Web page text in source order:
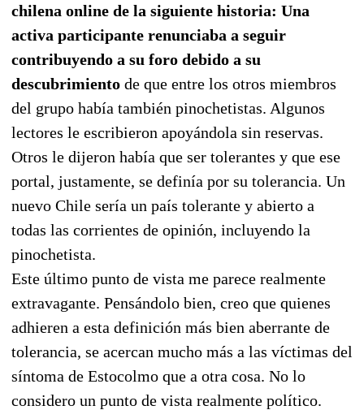
chilena online de la siguiente historia: Una
activa participante renunciaba a seguir
contribuyendo a su foro debido a su
descubrimiento de que entre los otros miembros
del grupo había también pinochetistas. Algunos
lectores le escribieron apoyándola sin reservas.
Otros le dijeron había que ser tolerantes y que ese
portal, justamente, se definía por su tolerancia. Un
nuevo Chile sería un país tolerante y abierto a
todas las corrientes de opinión, incluyendo la
pinochetista.
Este último punto de vista me parece realmente
extravagante. Pensándolo bien, creo que quienes
adhieren a esta definición más bien aberrante de
tolerancia, se acercan mucho más a las víctimas del
síntoma de Estocolmo que a otra cosa. No lo
considero un punto de vista realmente político.